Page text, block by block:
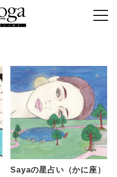
Sayaの星占い（かに座）